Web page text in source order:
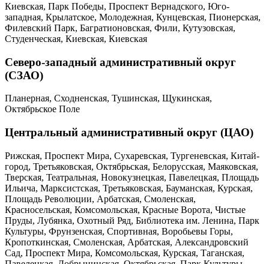
Киевская, Парк Победы, Проспект Вернадского, Юго-
западная, Крылатское, Молодежная, Кунцевская, Пионерская,
Филевский Парк, Багратионовская, Фили, Кутузовская,
Студенческая, Киевская, Киевская
Северо-западный административный округ
(СЗАО)
Планерная, Сходненская, Тушинская, Щукинская,
Октябрьское Поле
Центральный административный округ (ЦАО)
Рижская, Проспект Мира, Сухаревская, Тургеневская, Китай-
город, Третьяковская, Октябрьская, Белорусская, Маяковская,
Тверская, Театральная, Новокузнецкая, Павелецкая, Площадь
Ильича, Марксистская, Третьяковская, Бауманская, Курская,
Площадь Революции, Арбатская, Смоленская,
Красносельская, Комсомольская, Красные Ворота, Чистые
Пруды, Лубянка, Охотный Ряд, Библиотека им. Ленина, Парк
Культуры, Фрунзенская, Спортивная, Воробьевы Горы,
Кропоткинская, Смоленская, Арбатская, Александровский
Сад, Проспект Мира, Комсомольская, Курская, Таганская,